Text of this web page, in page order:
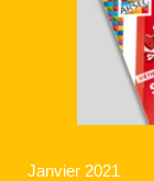
Janvier 2021